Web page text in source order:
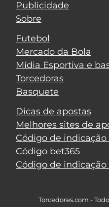
Publicidade
Sobre
Futebol
Mercado da Bola
Mídia Esportiva e
Torcedoras
Basquete
Dicas de apostas
Melhores sites de
Código de
Código bet365
Código de
Torcedores.com -